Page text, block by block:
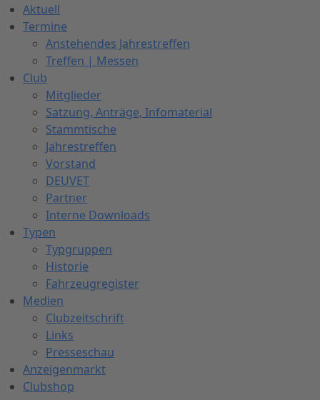
Aktuell
Termine
Anstehendes Jahrestreffen
Treffen | Messen
Club
Mitglieder
Satzung, Anträge, Infomaterial
Stammtische
Jahrestreffen
Vorstand
DEUVET
Partner
Interne Downloads
Typen
Typgruppen
Historie
Fahrzeugregister
Medien
Clubzeitschrift
Links
Presseschau
Anzeigenmarkt
Clubshop